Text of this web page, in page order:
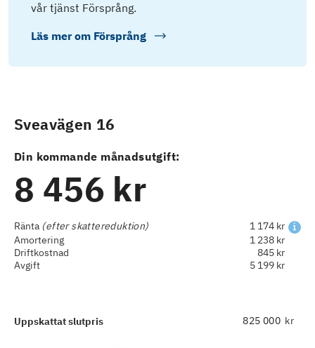
vår tjänst Försprång.
Läs mer om Försprång
Sveavägen 16
Din kommande månadsutgift:
8 456 kr
Ränta (efter skattereduktion)
1 174 kr
Amortering
1 238 kr
Driftkostnad
845 kr
Avgift
5 199 kr
Uppskattat slutpris kr